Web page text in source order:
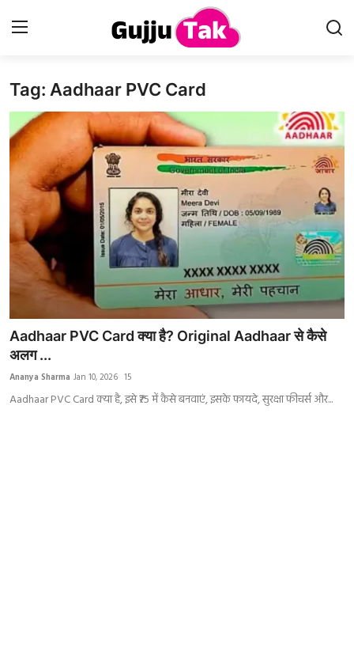
Home
Entertainment
Contact
Gallery
Technology
Life & Women
India
Tag: Aadhaar PVC Card
Aadhaar PVC Card क्या है? Original Aadhaar से कैसे
अलग ...
Ananya Sharma Jan 10, 2026 15
Aadhaar PVC Card क्या है, इसे ₹75 में कैसे बनवाएं, इसके फायदे, सुरक्षा फीचर्स और...